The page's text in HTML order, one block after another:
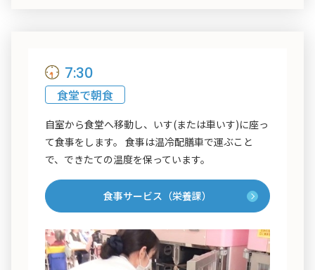
7:30
食堂で朝食
自室から食堂へ移動し、いす(または車いす)に座っ
て食事をします。 食事は温冷配膳車で運ぶこと
で、できたての温度を保っています。
食事サービス（栄養課）